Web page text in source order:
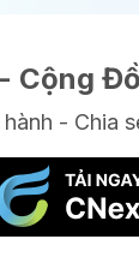
Cộng
- Chia